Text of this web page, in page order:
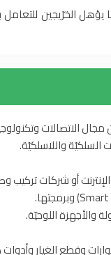
يؤهل الخرّيجين
الاتصالات
السلكيّة واللاسلكيّة.
أو شركات تركيب
وقطع الغيار وأدوات